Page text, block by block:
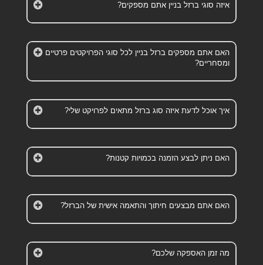
איזה סוגי ברזל בניין אתם מספקים?
האם אתם מספקים ברזל בניין לכל סוגי הפרויקטים פרטיים
ומסחריים?
איך אוכל לדעת איזה סוג ברזל מתאים לפרויקט שלי?
האם ניתן לבצע הזמנה בכמויות קטנות?
האם אתם מבצעים חיתוך והתאמה אישית של הברזל?
מה זמן האספקה שלכם?